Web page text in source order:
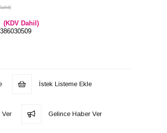
(KDV Dahil)
İstek Listeme Ekle
Gelince Haber Ver